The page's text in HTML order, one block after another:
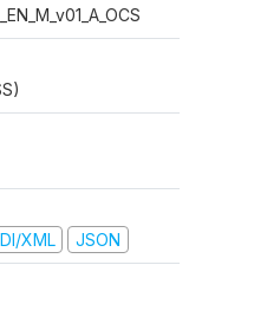
XML JSON